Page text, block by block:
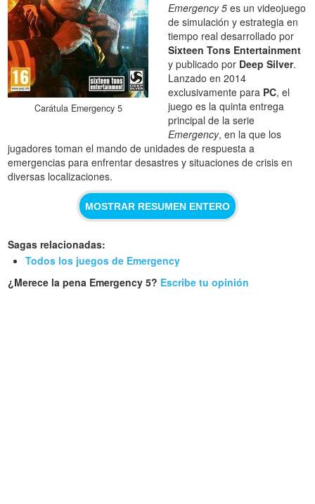
Carátula Emergency 5
Emergency 5 es un videojuego
de simulación y estrategia en
tiempo real desarrollado por
Sixteen Tons Entertainment
y publicado por Deep Silver.
Lanzado en 2014
exclusivamente para PC, el
juego es la quinta entrega
principal de la serie
Emergency, en la que los
jugadores toman el mando de unidades de respuesta a
emergencias para enfrentar desastres y situaciones de crisis en
diversas localizaciones.
MOSTRAR RESUMEN ENTERO
Sagas relacionadas:
Todos los juegos de Emergency
¿Merece la pena Emergency 5? Escribe tu opinión